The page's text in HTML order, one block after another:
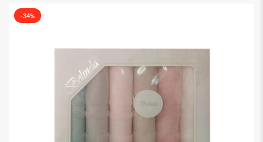
-34%